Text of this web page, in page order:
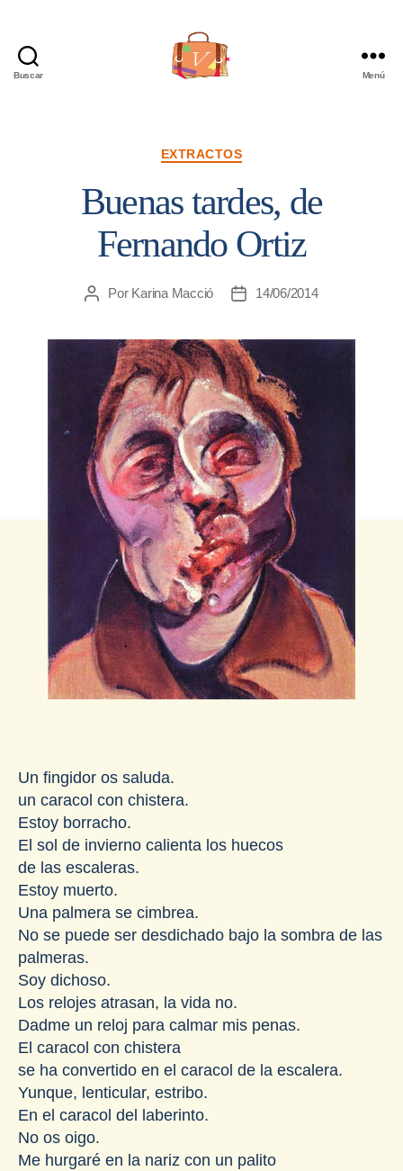
Buscar Menú
Categorías
EXTRACTOS
Buenas tardes, de
Fernando Ortiz
Autor
entrada
Por Karina Macció
Fecha
entrada
14/06/2014
Un fingidor os saluda.
un caracol con chistera.
Estoy borracho.
El sol de invierno calienta los huecos
de las escaleras.
Estoy muerto.
Una palmera se cimbrea.
No se puede ser desdichado bajo la sombra de las
palmeras.
Soy dichoso.
Los relojes atrasan, la vida no.
Dadme un reloj para calmar mis penas.
El caracol con chistera
se ha convertido en el caracol de la escalera.
Yunque, lenticular, estribo.
En el caracol del laberinto.
No os oigo.
Me hurgaré en la nariz con un palito